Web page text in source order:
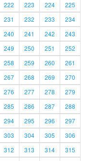
222 223 224
225
231 232 233
234
240 241 242
243
249 250 251
252
258 259 260
261
267 268 269
270
276 277 278
279
285 286 287
288
294 295 296
297
303 304 305
306
312 313 314
315